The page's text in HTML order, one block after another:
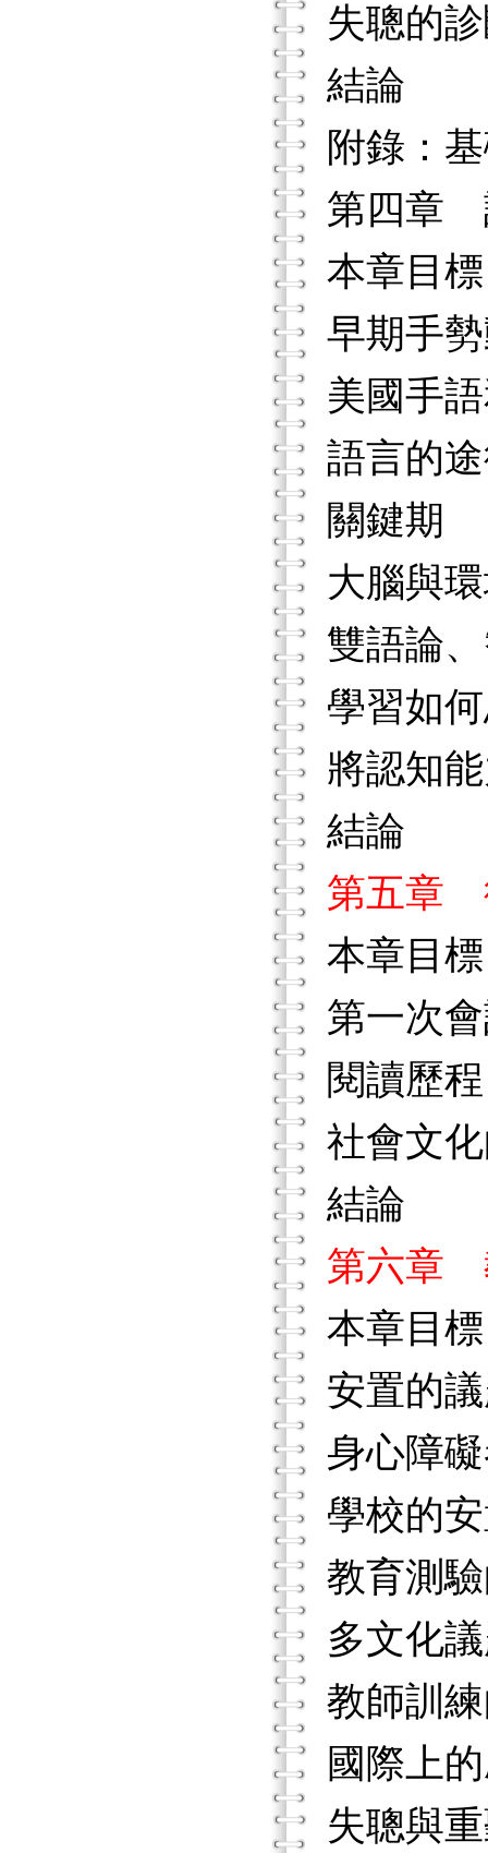
失聰的
結論
附錄：
第四章
本章目標
早期手
美國手
語言的
關鍵期
大腦與
雙語論
學習如
將認知
結論
第五章
本章目標
第一次
閱讀歷程
社會文
結論
第六章
本章目標
安置的
身心障
學校的
教育測
多文化
教師訓
國際上
失聰與